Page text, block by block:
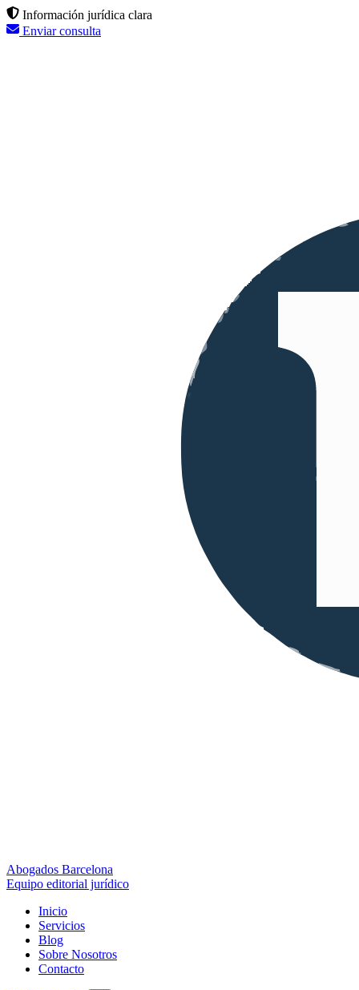
Información jurídica clara
Enviar consulta
Abogados Barcelona
Equipo editorial jurídico
Inicio
Servicios
Blog
Sobre Nosotros
Contacto